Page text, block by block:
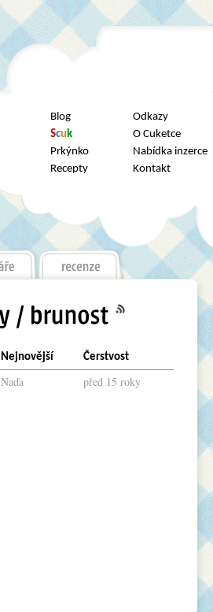
Blog
Scuk
Prkýnko
Recepty
Odkazy
O Cuketce
Nabídka inzerce
Kontakt
Nejnovější Čerstvost
Naďa před 15 roky